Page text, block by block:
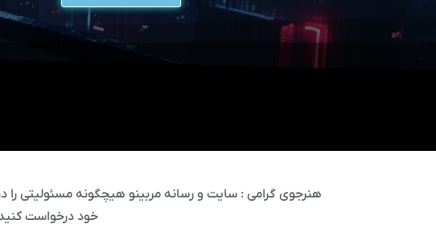
هنرجوی گرامی : سایت و رسانه مربینو هیچگونه مسئولیتی را
خود درخواست